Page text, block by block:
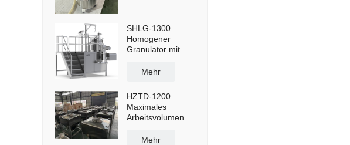
SHLG-1300
Homogener
Granulator mit
effektive Kapazität
Mehr
HZTD-1200
Maximales
Arbeitsvolumen
manueller
Mehr